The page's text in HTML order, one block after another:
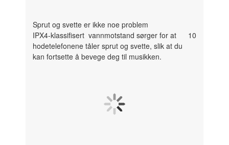
Sprut og svette er ikke noe problem
IPX4-klassifisert
10
vannmotstand sørger for at
hodetelefonene tåler sprut og svette, slik at du
kan fortsette å bevege deg til musikken.